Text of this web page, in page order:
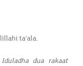
ta’ala.
dua rakaat